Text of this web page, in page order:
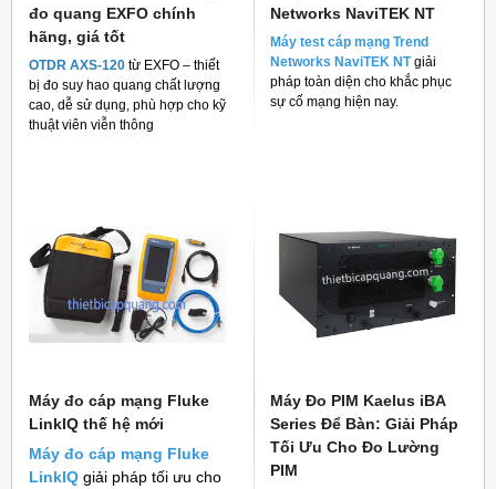
đo quang EXFO chính
hãng, giá tốt
OTDR AXS-120 từ EXFO – thiết
bị đo suy hao quang chất lượng
cao, dễ sử dụng, phù hợp cho kỹ
thuật viên viễn thông
Networks NaviTEK NT
Máy test cáp mạng Trend
Networks NaviTEK NT giải
pháp toàn diện cho khắc phục
sự cố mạng hiện nay.
Máy đo cáp mạng Fluke
LinkIQ thế hệ mới
Máy đo cáp mạng Fluke
LinkIQ giải pháp tối ưu cho
Máy Đo PIM Kaelus iBA
Series Để Bàn: Giải Pháp
Tối Ưu Cho Đo Lường
PIM